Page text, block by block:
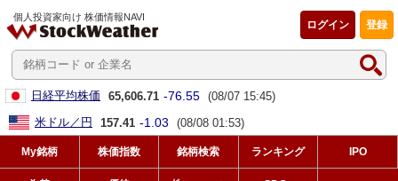
個人投資家向け 株価情報NAVI
登録
ログイン
日経平均株価 65,606.71 -76.55 (08/07 15:45)
米ドル／円
157.41 -1.03 (08/08 01:53)
My銘柄 株価指数 銘柄検索 ランキング IPO